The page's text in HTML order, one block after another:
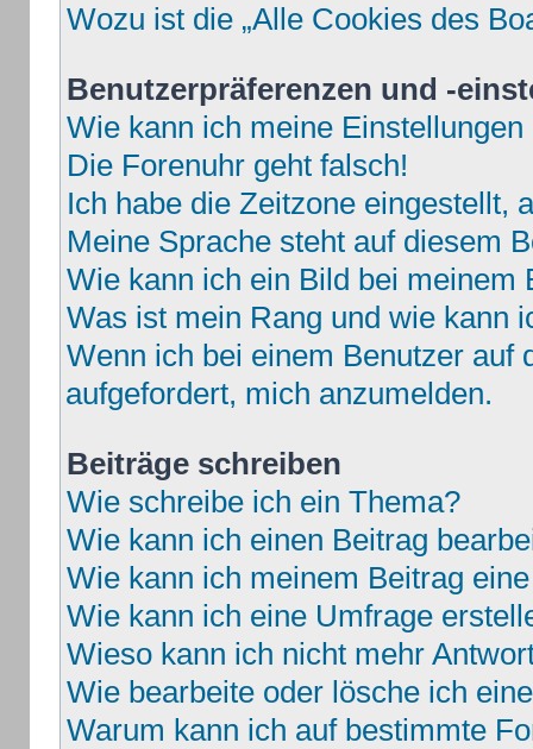
Wozu ist die „Alle Cookies des
Benutzerpräferenzen und -
Wie kann ich meine Einstellungen
Die Forenuhr geht falsch!
Ich habe die Zeitzone eingestellt,
Meine Sprache steht auf diesem
Wie kann ich ein Bild bei meinem
Was ist mein Rang und wie kann
Wenn ich bei einem Benutzer auf
aufgefordert, mich anzumelden.
Beiträge schreiben
Wie schreibe ich ein Thema?
Wie kann ich einen Beitrag
Wie kann ich meinem Beitrag
Wie kann ich eine Umfrage
Wieso kann ich nicht mehr
Wie bearbeite oder lösche ich
Warum kann ich auf bestimmte